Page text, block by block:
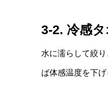
3-2. 冷感タ
水に濡らして絞
ば体感温度を下げ